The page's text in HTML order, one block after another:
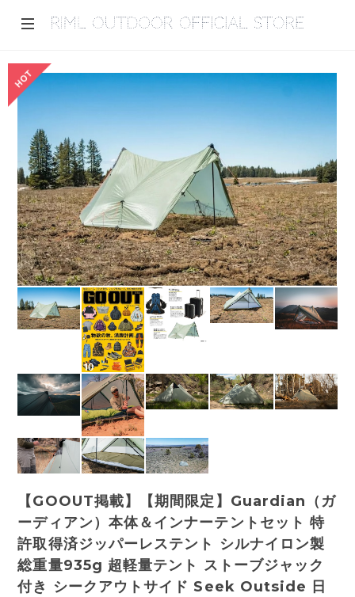
【GOOUT掲載】【期間限定】Guardian（ガ
ーディアン）本体＆インナーテントセット 特
許取得済ジッパーレステント シルナイロン製
総重量935g 超軽量テント ストーブジャック
付き シークアウトサイド Seek Outside 日